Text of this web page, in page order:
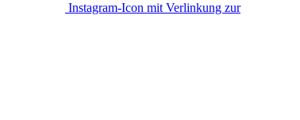
Instagram-Icon mit Verlinkung zur